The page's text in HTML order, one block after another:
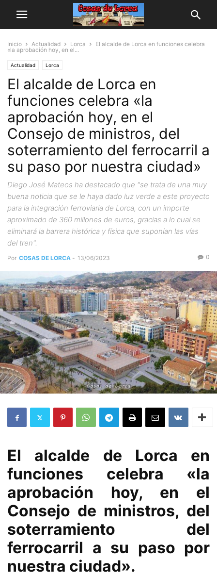
Inicio Actualidad Lorca
El alcalde de Lorca en funciones celebra
«la aprobación hoy, en el...
Actualidad Lorca
El alcalde de Lorca en
funciones celebra «la
aprobación hoy, en el
Consejo de ministros, del
soterramiento del ferrocarril a
su paso por nuestra ciudad»
Diego José Mateos ha destacado que "se trata de una muy
buena noticia que se le haya dado luz verde a este proyecto
para la integración ferroviaria de Lorca, con un importe
aproximado de 360 millones de euros, gracias a lo cual se
eliminará la barrera histórica y física que suponían las vías
del tren".
Por COSAS DE LORCA - 13/06/2023 0
El alcalde de Lorca en
funciones celebra «la
aprobación hoy, en el
Consejo de ministros, del
soterramiento del
ferrocarril a su paso por
nuestra ciudad».